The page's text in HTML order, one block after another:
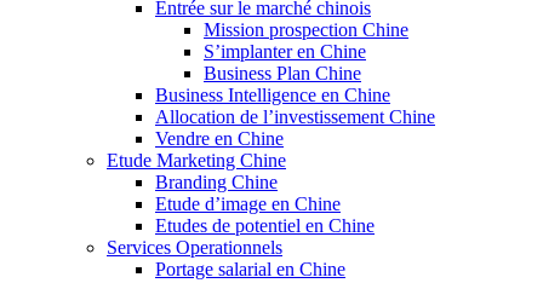
Entrée sur le marché chinois
Mission prospection Chine
S’implanter en Chine
Business Plan Chine
Business Intelligence en Chine
Allocation de l’investissement Chine
Vendre en Chine
Etude Marketing Chine
Branding Chine
Etude d’image en Chine
Etudes de potentiel en Chine
Services Operationnels
Portage salarial en Chine